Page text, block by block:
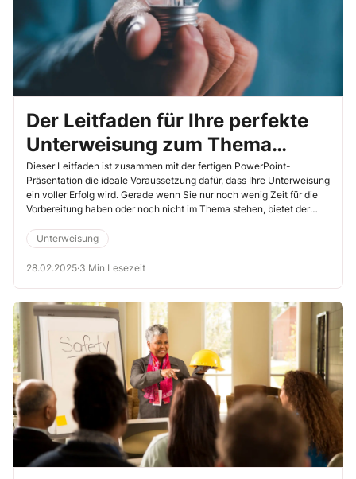
Der Leitfaden für Ihre perfekte
Unterweisung zum Thema
„Demografischer Wandel“
Dieser Leitfaden ist zusammen mit der fertigen PowerPoint-
Präsentation die ideale Voraussetzung dafür, dass Ihre Unterweisung
ein voller Erfolg wird. Gerade wenn Sie nur noch wenig Zeit für die
Vorbereitung haben oder noch nicht im Thema stehen, bietet der
der sicheren Seite.
Unterweisung
28.02.2025·3 Min Lesezeit